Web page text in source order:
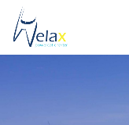
Aller
au